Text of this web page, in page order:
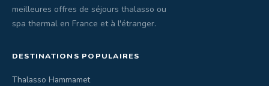
meilleures offres de séjours thalasso ou
spa thermal en France et à l'étranger.
DESTINATIONS POPULAIRES
Thalasso Hammamet